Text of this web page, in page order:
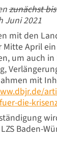
zunächst
Juni 2021
mit den
Mitte April
um auch
mit
die-
Baden-